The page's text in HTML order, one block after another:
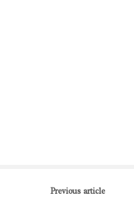
Previous article